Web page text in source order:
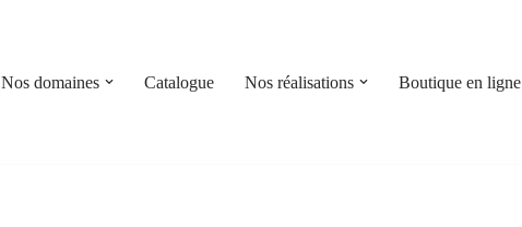
Nos domaines Catalogue Nos réalisations Boutique en ligne